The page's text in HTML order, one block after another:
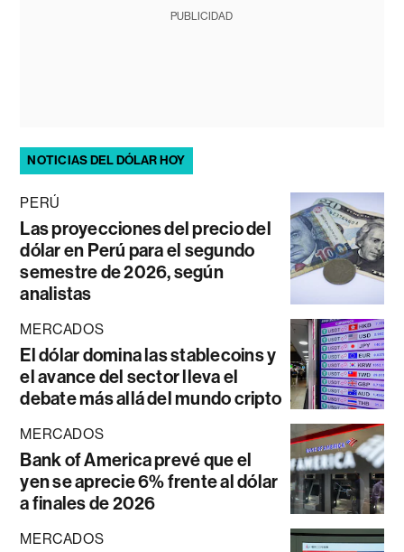
PUBLICIDAD
NOTICIAS DEL DÓLAR HOY
PERÚ
Las proyecciones del precio del
dólar en Perú para el segundo
semestre de 2026, según
analistas
MERCADOS
El dólar domina las stablecoins y
el avance del sector lleva el
debate más allá del mundo cripto
MERCADOS
Bank of America prevé que el
yen se aprecie 6% frente al dólar
a finales de 2026
MERCADOS